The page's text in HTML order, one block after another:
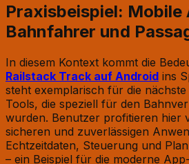
Praxisbeispiel: Mobile
Bahnfahrer und
In diesem Kontext kommt die
Railstack Track auf Android ins
steht exemplarisch für die
Tools, die speziell für den
wurden. Benutzer profitieren hier
sicheren und zuverlässigen
Echtzeitdaten, Steuerung und
– ein Beispiel für die moderne